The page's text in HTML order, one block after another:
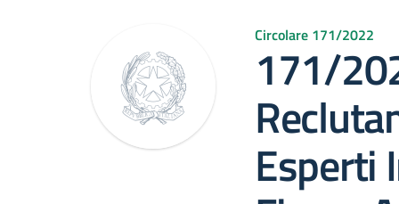
Circolare 171/2022
171/
Esperti